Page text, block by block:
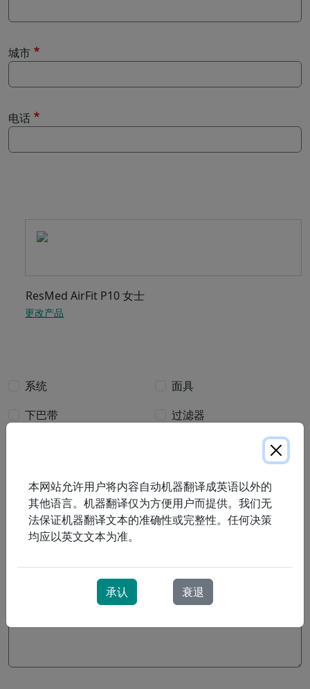
城市
电话
-ResMed AirFit P10 女士
更改产品
我也感兴趣
系统
面具
下巴带
过滤器
Other…
我还对以下内容感兴趣：
信息
在下面提供的空间中输入您的消息
本网站允许用户将内容自动机器翻译成英语以外的
其他语言。机器翻译仅为方便用户而提供。我们无
法保证机器翻译文本的准确性或完整性。任何决策
均应以英文文本为准。
承认 衰退